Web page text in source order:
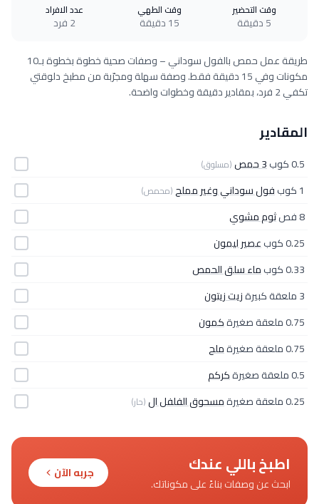
وقت التحضير
5 دقيقة
وقت الطهي
15 دقيقة
عدد الافراد
2 فرد
طريقة عمل حمص بالفول سوداني – وصفات صحية خطوة بخطوة بـ10
مكونات وفي 15 دقيقة فقط. وصفة سهلة ومجرّبة من مطبخ دلوقتي
تكفي 2 فرد، بمقادير دقيقة وخطوات واضحة.
المقادير
0.5 كوب 3 حمص (مسلوق)
1 كوب فول سوداني وغير مملح(محمص)
8 فص
ثوم مشوي
0.25 كوب
عصير ليمون
0.33 كوب
ماء سلق الحمص
3 ملعقة كبيرة
زيت زيتون
0.75 ملعقة صغيرة
كمون
0.75 ملعقة صغيرة
ملح
0.5 ملعقة صغيرة
كركم
0.25 ملعقة صغيرة
مسحوق الفلفل ال(حار)
اطبخ باللي عندك
ابحث عن وصفات بناءً على مكوناتك.
جربه الآن